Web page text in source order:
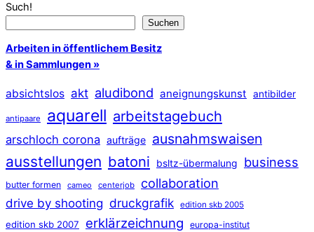
Such!
Suchen
Arbeiten in öffentlichem Besitz
& in Sammlungen »
absichtslos akt aludibond aneignungskunst antibilder
antipaare aquarell arbeitstagebuch
arschloch corona aufträge ausnahmswaisen
ausstellungen batoni bsltz-übermalung business
butter formen cameo centerjob collaboration
drive by shooting druckgrafik edition skb 2005
edition skb 2007 erklärzeichnung europa-institut